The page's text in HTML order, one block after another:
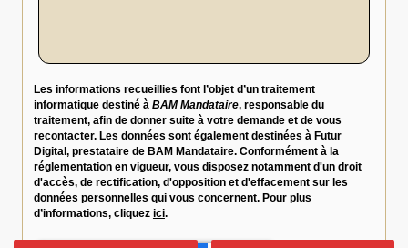
Les informations recueillies font l’objet d’un traitement
informatique destiné àBAM Mandataire, responsable du
traitement, afin de donner suite à votre demande et de vous
recontacter. Les données sont également destinées à Futur
Digital, prestataire de BAM Mandataire. Conformément à la
réglementation en vigueur, vous disposez notamment d'un droit
d'accès, de rectification, d'opposition et d'effacement sur les
données personnelles qui vous concernent. Pour plus
d’informations, cliquez ici.